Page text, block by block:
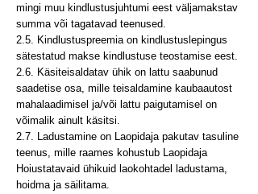
mingi muu kindlustusjuhtumi eest väljamakstav
summa või tagatavad teenused.
2.5. Kindlustuspreemia on kindlustuslepingus
sätestatud makse kindlustuse teostamise eest.
2.6. Käsiteisaldatav ühik on lattu saabunud
saadetise osa, mille teisaldamine kaubaautost
mahalaadimisel ja/või lattu paigutamisel on
võimalik ainult käsitsi.
2.7. Ladustamine on Laopidaja pakutav tasuline
teenus, mille raames kohustub Laopidaja
Hoiustatavaid ühikuid laokohtadel ladustama,
hoidma ja säilitama.